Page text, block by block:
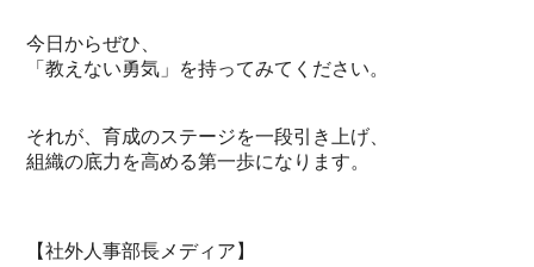
今日からぜひ、
「教えない勇気」を持ってみてください。
それが、育成のステージを一段引き上げ、
組織の底力を高める第一歩になります。
【社外人事部長メディア】